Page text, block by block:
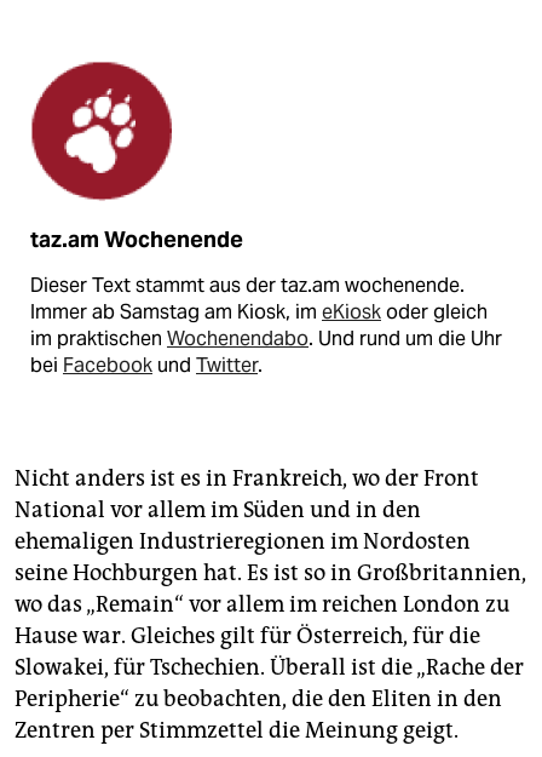
taz.am Wochenende
Dieser Text stammt aus der taz.am wochenende.
Immer ab Samstag am Kiosk, im eKioskoder gleich
im praktischen Wochenendabo. Und rund um die Uhr
bei Facebook und Twitter.
Nicht anders ist es in Frankreich, wo der Front
National vor allem im Süden und in den
ehemaligen Industrieregionen im Nordosten
seine Hochburgen hat. Es ist so in Großbritannien,
wo das „Remain“ vor allem im reichen London zu
Hause war. Gleiches gilt für Österreich, für die
Slowakei, für Tschechien. Überall ist die „Rache der
Peripherie“ zu beobachten, die den Eliten in den
Zentren per Stimmzettel die Meinung geigt.